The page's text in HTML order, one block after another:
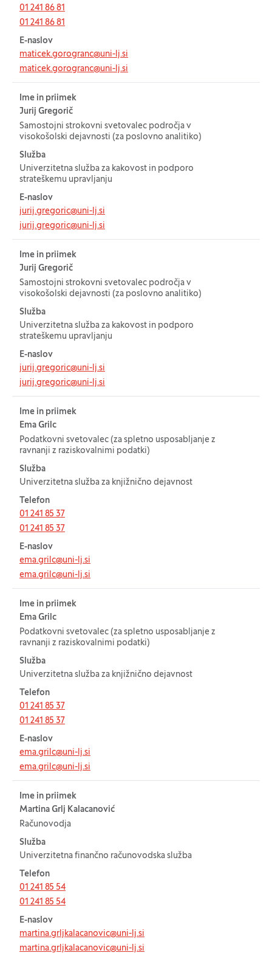
01 241 86 81
01 241 86 81
E-naslov
maticek.gorogranc@uni-lj.si
maticek.gorogranc@uni-lj.si
Ime in priimek
Jurij Gregorič
Samostojni strokovni svetovalec področja v
visokošolski dejavnosti (za poslovno analitiko)
Služba
Univerzitetna služba za kakovost in podporo
strateškemu upravljanju
E-naslov
jurij.gregoric@uni-lj.si
jurij.gregoric@uni-lj.si
Ime in priimek
Jurij Gregorič
Samostojni strokovni svetovalec področja v
visokošolski dejavnosti (za poslovno analitiko)
Služba
Univerzitetna služba za kakovost in podporo
strateškemu upravljanju
E-naslov
jurij.gregoric@uni-lj.si
jurij.gregoric@uni-lj.si
Ime in priimek
Ema Grilc
Podatkovni svetovalec (za spletno usposabljanje z
ravnanji z raziskovalnimi podatki)
Služba
Univerzitetna služba za knjižnično dejavnost
Telefon
01 241 85 37
01 241 85 37
E-naslov
ema.grilc@uni-lj.si
ema.grilc@uni-lj.si
Ime in priimek
Ema Grilc
Podatkovni svetovalec (za spletno usposabljanje z
ravnanji z raziskovalnimi podatki)
Služba
Univerzitetna služba za knjižnično dejavnost
Telefon
01 241 85 37
01 241 85 37
E-naslov
ema.grilc@uni-lj.si
ema.grilc@uni-lj.si
Ime in priimek
Martina Grlj Kalacanović
Računovodja
Služba
Univerzitetna finančno računovodska služba
Telefon
01 241 85 54
01 241 85 54
E-naslov
martina.grljkalacanovic@uni-lj.si
martina.grljkalacanovic@uni-lj.si